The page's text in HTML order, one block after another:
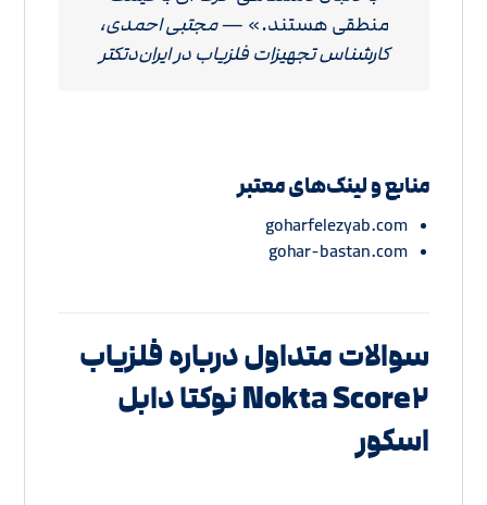
منطقی هستند.» —مجتبی احمدی،
کارشناس تجهیزات فلزیاب در ایران‌دتکتر
منابع و لینک‌های معتبر
goharfelezyab.com
gohar-bastan.com
سوالات متداول درباره فلزیاب
Nokta Score۲ نوکتا دابل
اسکور